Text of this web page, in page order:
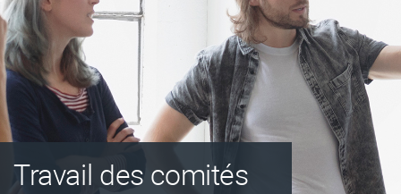
Travail des comités